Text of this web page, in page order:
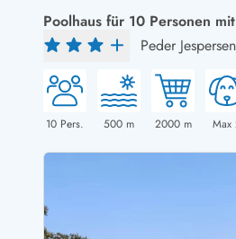
Last Minute
Neu bei uns!
Neue Ferienhäuser bei ESMARK
Neurenovierte Ferienhäuser
Ferienhäuser mit Endreinigung
Ferienhäuser dicht am Strand
Ferienhäuser neu gebaut
Ferienhäuser Nicht-Raucher
Ferienhäuser mit Aussicht
Poolhaus für 10 Personen
Peder
10 Pers. 500 m 2000m Max